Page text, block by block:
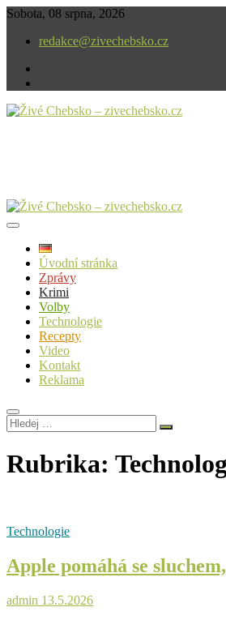
Skip
content
Sobota, 08 srpna, 2026
redakce@zivechebsko.cz
Úvodní stránka
Zprávy
Krimi
Volby
Technologie
Recepty
Video
Kontakt
Reklama
Hledej
…
Rubrika:
Technologie
Apple pomáhá se
admin 13.5.2026